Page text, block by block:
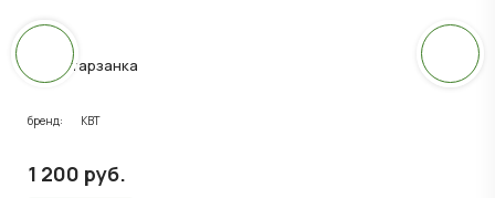
Диск-тарзанка
бренд: KBT
1 200 руб.